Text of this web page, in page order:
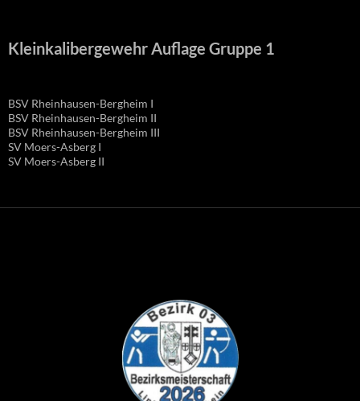
Kleinkalibergewehr Auflage Gruppe 1
BSV Rheinhausen-Bergheim I
BSV Rheinhausen-Bergheim II
BSV Rheinhausen-Bergheim III
SV Moers-Asberg I
SV Moers-Asberg II